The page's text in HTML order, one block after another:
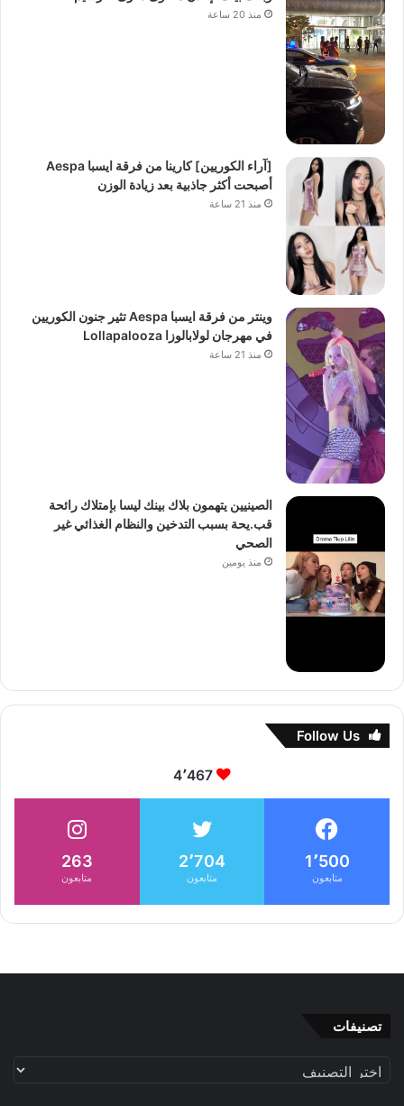
منذ 20 ساعة
[آراء الكوريين] كارينا من فرقة ايسبا Aespa
أصبحت أكثر جاذبية بعد زيادة الوزن
منذ 21 ساعة
وينتر من فرقة ايسبا Aespa تثير جنون الكوريين
في مهرجان لولابالوزا Lollapalooza
منذ 21 ساعة
الصينيين يتهمون بلاك بينك ليسا بإمتلاك رائحة
قب.يحة بسبب التدخين والنظام الغذائي غير
الصحي
منذ يومين
Follow Us
4٬467
1٬500
متابعون
2٬704
متابعون
263
متابعون
تصنيفات
تصنيفات